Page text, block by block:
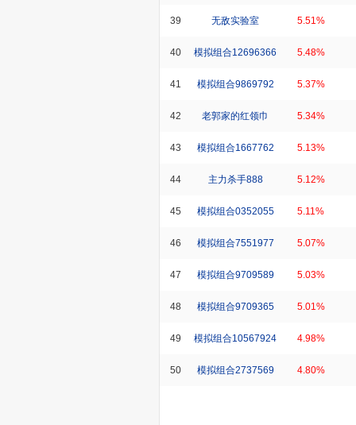
39 无敌实验室 5.51%
40 模拟组合12696366 5.48%
41 模拟组合9869792 5.37%
42 老郭家的红领巾 5.34%
43 模拟组合1667762 5.13%
44 主力杀手888 5.12%
45 模拟组合0352055 5.11%
46 模拟组合7551977 5.07%
47 模拟组合9709589 5.03%
48 模拟组合9709365 5.01%
49 模拟组合10567924 4.98%
50 模拟组合2737569 4.80%